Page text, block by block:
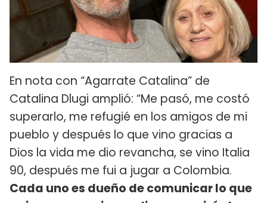
En nota con “Agarrate Catalina” de
Catalina Dlugi amplió: “Me pasó, me costó
superarlo, me refugié en los amigos de mi
pueblo y después lo que vino gracias a
Dios la vida me dio revancha, se vino Italia
90, después me fui a jugar a Colombia.
Cada uno es dueño de comunicar lo que